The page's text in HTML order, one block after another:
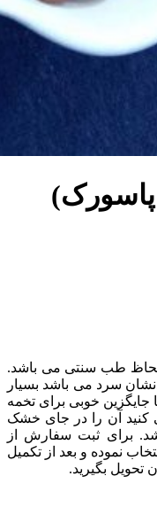
پاسورک)
لحاظ طب سنتی می باشد.
سرد می باشد بسیار
خوبی برای تخمه
کنید آن را در جای خشک
برای ثبت سفارش از
نموده و بعد از تکمیل
بگیرید.